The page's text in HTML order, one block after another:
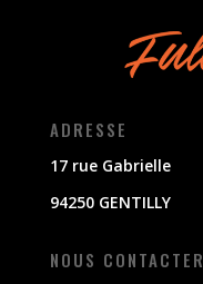
ADRESSE
17 rue Gabrielle
94250 GENTILLY
NOUS CONTACTER